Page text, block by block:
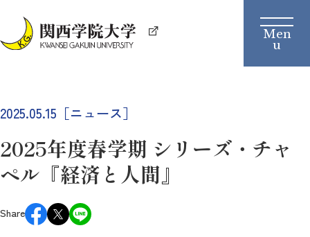
2025.05.15［ニュース］
2025年度春学期 シリーズ・チャ
ペル『経済と人間』
Share